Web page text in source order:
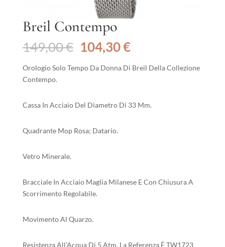
Breil Contempo
149,00€ Il
prezzo
originale
104,30€Il
attuale
Orologio Solo Tempo Da Donna Di Breil Della Collezione
Contempo.
Cassa In Acciaio Del Diametro Di 33 Mm.
Quadrante Mop Rosa; Datario.
Vetro Minerale.
Bracciale In Acciaio Maglia Milanese E Con Chiusura A
Scorrimento Regolabile.
Movimento Al Quarzo.
Resistenza All’Acqua Di 5 Atm. La Referenza È TW1723